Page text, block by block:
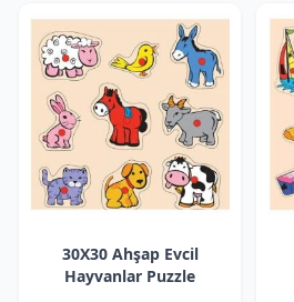
30X30 Ahşap Evcil
Hayvanlar Puzzle